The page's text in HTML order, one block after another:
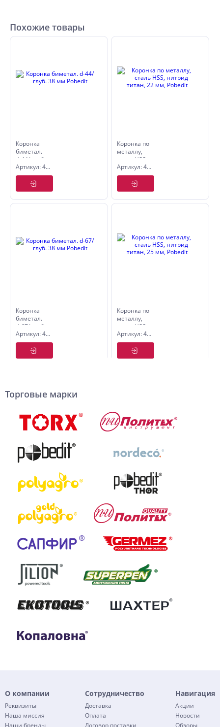
Похожие товары
Коронка
биметал.
d-44/ глуб.
38 мм
Pobedit
Артикул: 4850044
Коронка по
металлу,
сталь HSS,
нитрид
титан, 22
мм, Pobedit
Артикул: 4846422
Коронка
биметал.
d-67/ глуб.
38 мм
Pobedit
Артикул: 4850067
Коронка по
металлу,
сталь HSS,
нитрид
титан, 25
мм, Pobedit
Артикул: 4846425
Торговые марки
О компании
Реквизиты
Наша миссия
Наши бренды
Сотрудничество
Доставка
Оплата
Договор поставки
Навигация
Акции
Новости
Обзоры